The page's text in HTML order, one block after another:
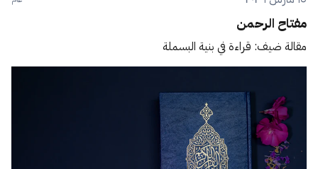
مفتاح الرحمن
مقالة ضيف: قراءة في بنية البسملة